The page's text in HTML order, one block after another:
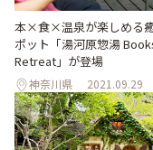
本×食×温泉が楽しめる
ポット「湯河原惣湯
Retreat」が登場
神奈川県 2021.09.29